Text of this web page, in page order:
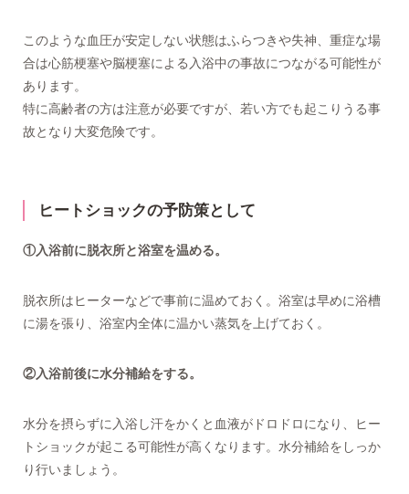
このような血圧が安定しない状態はふらつきや失神、重症な場
合は心筋梗塞や脳梗塞による入浴中の事故につながる可能性が
あります。
特に高齢者の方は注意が必要ですが、若い方でも起こりうる事
故となり大変危険です。
ヒートショックの予防策として
①入浴前に脱衣所と浴室を温める。
脱衣所はヒーターなどで事前に温めておく。浴室は早めに浴槽
に湯を張り、浴室内全体に温かい蒸気を上げておく。
②入浴前後に水分補給をする。
水分を摂らずに入浴し汗をかくと血液がドロドロになり、ヒー
トショックが起こる可能性が高くなります。水分補給をしっか
り行いましょう。